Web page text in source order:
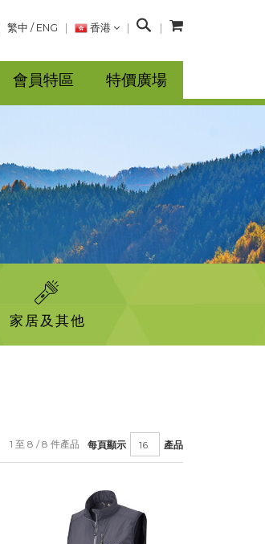
繁中 / ENG 香港
搜
會員特區 特價廣場
家居及其他
每頁顯示 產品
1 至 8 / 8 件產品